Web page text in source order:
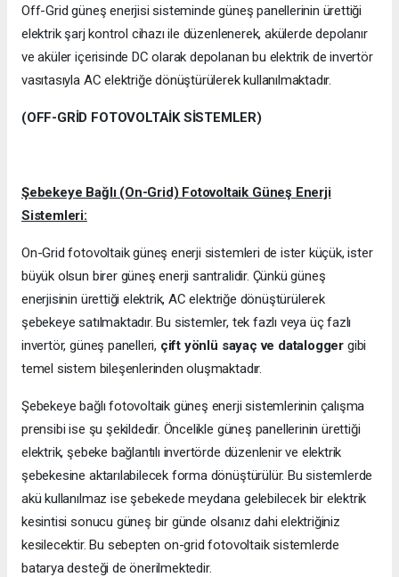
Off-Grid güneş enerjisi sisteminde güneş panellerinin ürettiği
elektrik şarj kontrol cihazı ile düzenlenerek, akülerde depolanır
ve aküler içerisinde DC olarak depolanan bu elektrik de invertör
vasıtasıyla AC elektriğe dönüştürülerek kullanılmaktadır.
(OFF-GRİD FOTOVOLTAİK SİSTEMLER)
Şebekeye Bağlı (On-Grid) Fotovoltaik Güneş Enerji
Sistemleri:
On-Grid fotovoltaik güneş enerji sistemleri de ister küçük, ister
büyük olsun birer güneş enerji santralidir. Çünkü güneş
enerjisinin ürettiği elektrik, AC elektriğe dönüştürülerek
şebekeye satılmaktadır. Bu sistemler, tek fazlı veya üç fazlı
invertör, güneş panelleri, çift yönlü sayaç ve datalogger gibi
temel sistem bileşenlerinden oluşmaktadır.
Şebekeye bağlı fotovoltaik güneş enerji sistemlerinin çalışma
prensibi ise şu şekildedir. Öncelikle güneş panellerinin ürettiği
elektrik, şebeke bağlantılı invertörde düzenlenir ve elektrik
şebekesine aktarılabilecek forma dönüştürülür. Bu sistemlerde
akü kullanılmaz ise şebekede meydana gelebilecek bir elektrik
kesintisi sonucu güneş bir günde olsanız dahi elektriğiniz
kesilecektir. Bu sebepten on-grid fotovoltaik sistemlerde
batarya desteği de önerilmektedir.